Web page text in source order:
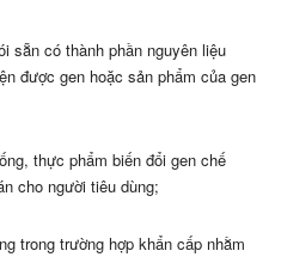
sẵn có thành phần nguyên liệu
được gen hoặc sản phẩm của gen
thực phẩm biến đổi gen chế
cho người tiêu dùng;
trong trường hợp khẩn cấp nhằm